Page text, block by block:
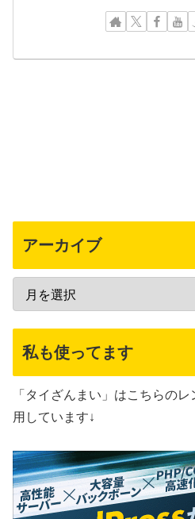
アーカイブ
私も使ってます
「タイざんまい」はこちらの
用しています↓